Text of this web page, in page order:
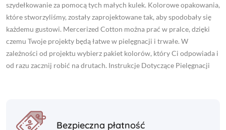
szydełkowanie za pomocą tych małych kulek. Kolorowe opakowania,
które stworzyliśmy, zostały zaprojektowane tak, aby spodobały się
każdemu gustowi. Mercerized Cotton można prać w pralce, dzięki
czemu Twoje projekty będą łatwe w pielęgnacji i trwałe. W
zależności od projektu wybierz pakiet kolorów, który Ci odpowiada i
od razu zacznij robić na drutach. Instrukcje Dotyczące Pielęgnacji
Bezpieczna płatność